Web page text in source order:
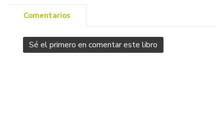
Comentarios
Sé el primero en comentar este libro